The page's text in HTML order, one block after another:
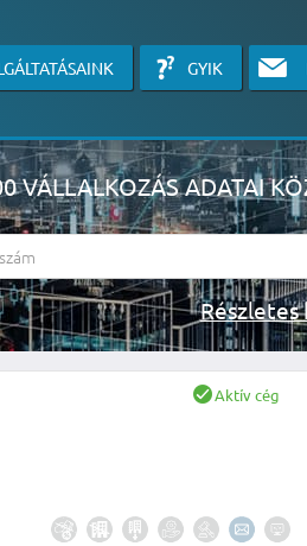
GYIK
VÁLLALKOZÁS ADATAI
kérjük jelentkezzen be,
Aktív cég